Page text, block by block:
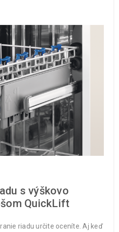
s výškovo
QuickLift
riadu určite oceníte. Aj keď